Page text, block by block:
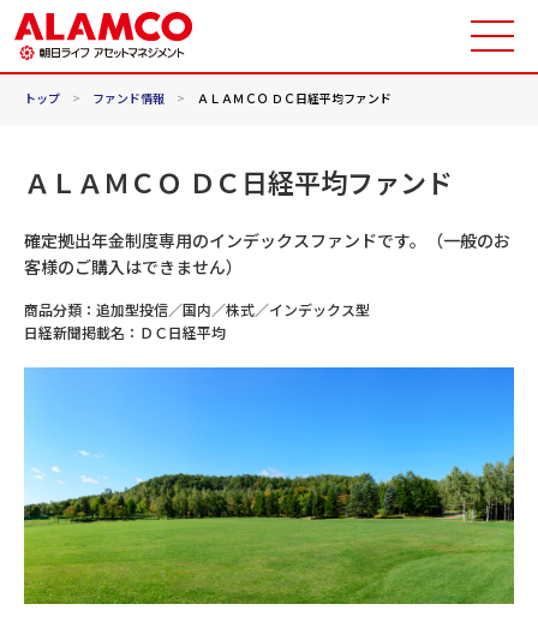
トップ > ファンド情報 > ＡＬＡＭＣＯ ＤＣ日経平均ファンド
ＡＬＡＭＣＯ ＤＣ日経平均ファンド
確定拠出年金制度専用のインデックスファンドです。（一般のお
客様のご購入はできません）
商品分類： 追加型投信／国内／株式／インデックス型
日経新聞掲載名： ＤＣ日経平均